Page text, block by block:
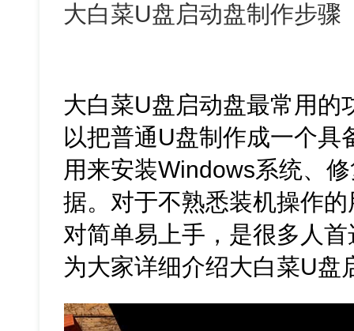
大白菜U盘启动盘制作步骤
大白菜U盘启动盘最常用的
以把普通U盘制作成一个
用来安装Windows系统、
据。对于不熟悉装机操作
对简单易上手，是很多人
为大家详细介绍大白菜U盘